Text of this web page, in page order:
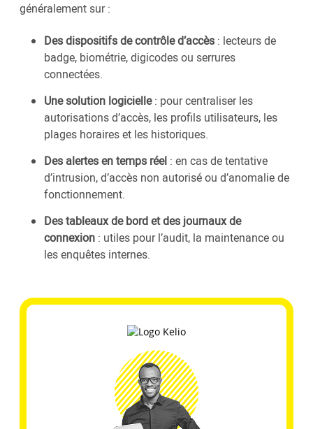
généralement sur :
Des dispositifs de contrôle d’accès : lecteurs de
badge, biométrie, digicodes ou serrures
connectées.
Une solution logicielle: pour centraliser les
autorisations d’accès, les profils utilisateurs, les
plages horaires et les historiques.
Des alertes en temps réel : en cas de tentative
d’intrusion, d’accès non autorisé ou d’anomalie de
fonctionnement.
Des tableaux de bord et des journaux de
connexion : utiles pour l’audit, la maintenance ou
les enquêtes internes.